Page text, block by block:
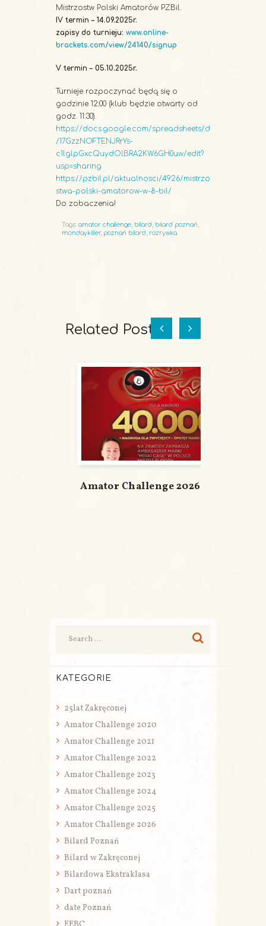
Mistrzostw Polski Amatorów PZBil.
IV termin – 14.09.2025r.
zapisy do turnieju: www.online-
brackets.com/view/24140/signup
V termin – 05.10.2025r.
Turnieje rozpoczynać będą się o
godzinie 12:00 (klub będzie otwarty od
godz. 11:30).
https://docs.google.com/spreadsheets/d
/17GzzNOFTENJRrYs-
c1lglpGxcQuydOlBRA2KW6GH0uw/edit?
usp=sharing
https://pzbil.pl/aktualnosci/4926/mistrzo
stwa-polski-amatorow-w-8-bil/
Do zobaczenia!
Tags: amator challenge bilard bilard poznań
mondaykiller, poznań bilard rozrywka
Related Posts
Amator Challenge 2026
KATEGORIE
25lat Zakręconej
Amator Challenge 2020
Amator Challenge 2021
Amator Challenge 2022
Amator Challenge 2023
Amator Challenge 2024
Amator Challenge 2025
Amator Challenge 2026
Bilard Poznań
Bilard w Zakręconej
Bilardowa Ekstraklasa
Dart poznań
date Poznań